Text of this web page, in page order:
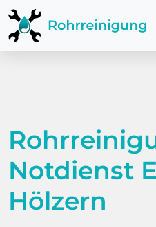
Notdienst
Hölzern